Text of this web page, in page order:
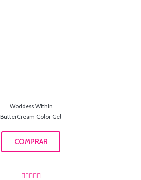
Woddess Within
ButterCream Color Gel
COMPRAR
